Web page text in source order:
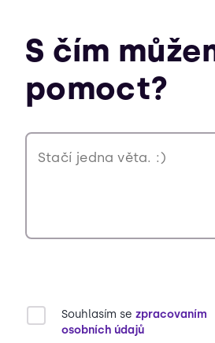
S čím
pomoct?
Souhlasím se zpracovaním
osobních údajů